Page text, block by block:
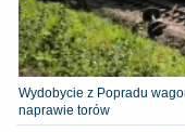
Wydobycie z Popradu
naprawie torów